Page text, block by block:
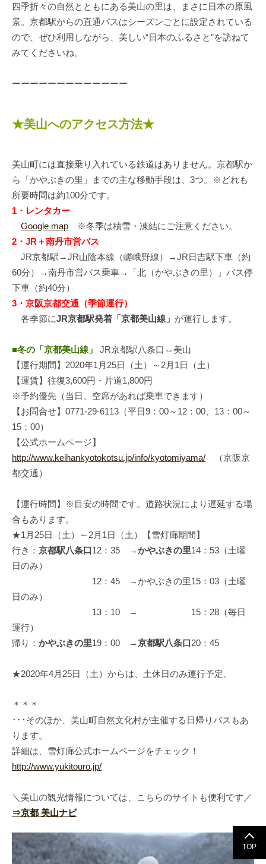
四季折々の自然とともにある美山の里は、まさに日本の原風
景。京都駅からの直通バスはシーズンごとに設定されている
ので、ぜひ利用しながら、美しい“日本のふるさと”を訪ねて
みてくださいね。
ーーーーーーーーーーーーー
★美山へのアクセス方法★
美山町には直接乗り入れている鉄道はありません。京都駅か
ら「かやぶきの里」までの主な移動手段は、3つ。※どれも
所要時間は約100分です。
1・レンタカー
Google map ※冬季は積雪・凍結にご注意ください。
2・JR＋南丹市営バス
JR京都駅→JR山陰本線（嵯峨野線）→JR日吉駅下車（約
60分）→南丹市営バス乗車→「北（かやぶきの里）」バス停
下車（約40分）
3・京阪京都交通（季節運行）
各季節にJR京都駅発着「京都美山線」 が運行します。
■冬の「京都美山線」
JR京都駅八条口⇔美山
【運行期間】2020年1月25日（土）～2月1日（土）
【運賃】往復3,600円・片道1,800円
※予約優先（当日、空席があれば乗車できます）
【お問合せ】0771-29-6113（平日9：00～12：00、13：00～
15：00）
【公式ホームページ】
http://www.keihankyotokotsu.jp/info/kyotomiyama/ （京阪京
都交通）
【運行時間】※目安の時間です。道路状況により遅延する場
合もあります。
★1月25日（土）～2月1日（土）【雪灯廊期間】
行き：京都駅八条口12：35 →かやぶきの里14：53（土曜
日のみ）
12：45 →かやぶきの里15：03（土曜
日のみ）
13：10 → 15：28（毎日
運行）
帰り：かやぶきの里19：00 →京都駅八条口20：45
★2020年4月25日（土）からは、土休日のみ運行予定。
＊＊＊
･･･そのほか、美山町自然文化村が主催する日帰りバスもあ
ります。
詳細は、雪灯廊公式ホームページをチェック！
http://www.yukitouro.jp/
＼美山の観光情報については、こちらのサイトも便利です／
⇒京都 美山ナビ
TOP